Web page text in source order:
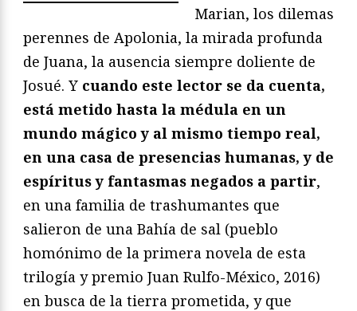
Marian, los dilemas
perennes de Apolonia, la mirada profunda
de Juana, la ausencia siempre doliente de
Josué. Y cuando este lector se da cuenta,
está metido hasta la médula en un
mundo mágico y al mismo tiempo real,
en una casa de presencias humanas, y de
espíritus y fantasmas negados a partir,
en una familia de trashumantes que
salieron de una Bahía de sal (pueblo
homónimo de la primera novela de esta
trilogía y premio Juan Rulfo-México, 2016)
en busca de la tierra prometida, y que